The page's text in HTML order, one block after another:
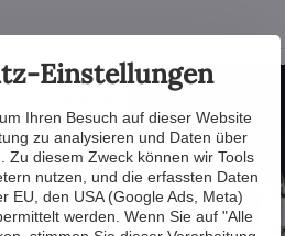
im Showroom
Einstellungen
Ihren Besuch auf dieser Website
zu analysieren und Daten über
Zu diesem Zweck können wir Tools
nutzen, und die erfassten Daten
EU, den USA (Google Ads, Meta)
werden. Wenn Sie auf "Alle